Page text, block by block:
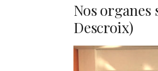
Nos
Descroix)